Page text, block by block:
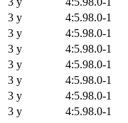
3 y
4:5.98.0-1
3 y
4:5.98.0-1
3 y
4:5.98.0-1
3 y
4:5.98.0-1
3 y
4:5.98.0-1
3 y
4:5.98.0-1
3 y
4:5.98.0-1